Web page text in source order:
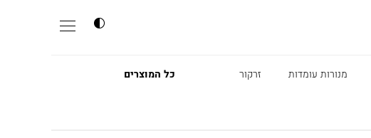
מנורות עומדות זרקור כל המוצרים